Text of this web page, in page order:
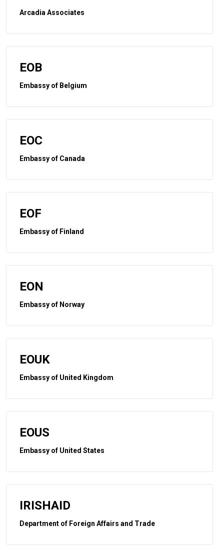
Arcadia Associates
EOB
Embassy of Belgium
EOC
Embassy of Canada
EOF
Embassy of Finland
EON
Embassy of Norway
EOUK
Embassy of United Kingdom
EOUS
Embassy of United States
IRISHAID
Department of Foreign Affairs and Trade